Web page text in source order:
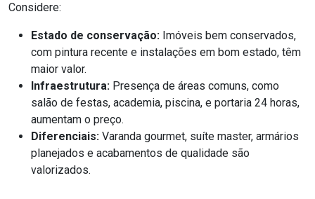
Considere:
Estado de conservação: Imóveis bem conservados,
com pintura recente e instalações em bom estado, têm
maior valor.
Infraestrutura: Presença de áreas comuns, como
salão de festas, academia, piscina, e portaria 24 horas,
aumentam o preço.
Diferenciais: Varanda gourmet, suíte master, armários
planejados e acabamentos de qualidade são
valorizados.